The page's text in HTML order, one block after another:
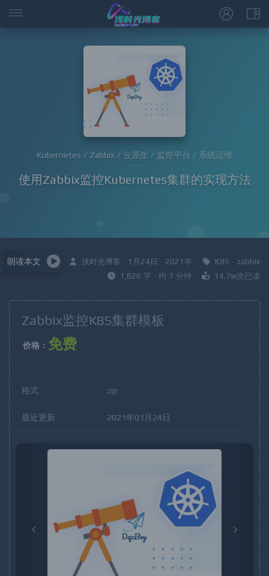
Kubernetes / Zabbix / 云原生 / 监控平台 / 系统运维
使用Zabbix监控Kubernetes集群的实现方法
浅时光博客 · 1月24日 · 2021年 K8S · zabbix
1,826 字 · 约 7 分钟
14.7w次已读
朗读本文
Zabbix监控K8S集群模板
价格： 免费
格式 zip
最近更新 2021年01月24日
o